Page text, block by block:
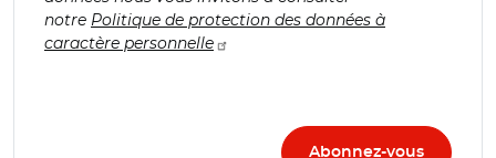
notre Politique de protection des données à
caractère personnelle